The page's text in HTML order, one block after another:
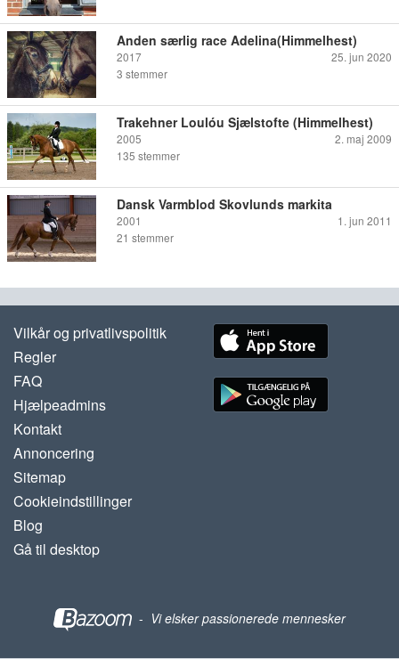
Anden særlig race Adelina(Himmelhest)
2017
25. jun 2020
3 stemmer
Trakehner Loulóu Sjælstofte (Himmelhest)
2005
2. maj 2009
135 stemmer
Dansk Varmblod Skovlunds markita
2001
1. jun 2011
21 stemmer
Vilkår og privatlivspolitik
Regler
FAQ
Hjælpeadmins
Kontakt
Annoncering
Sitemap
Cookieindstillinger
Blog
Gå til desktop
- Vi elsker passionerede mennesker